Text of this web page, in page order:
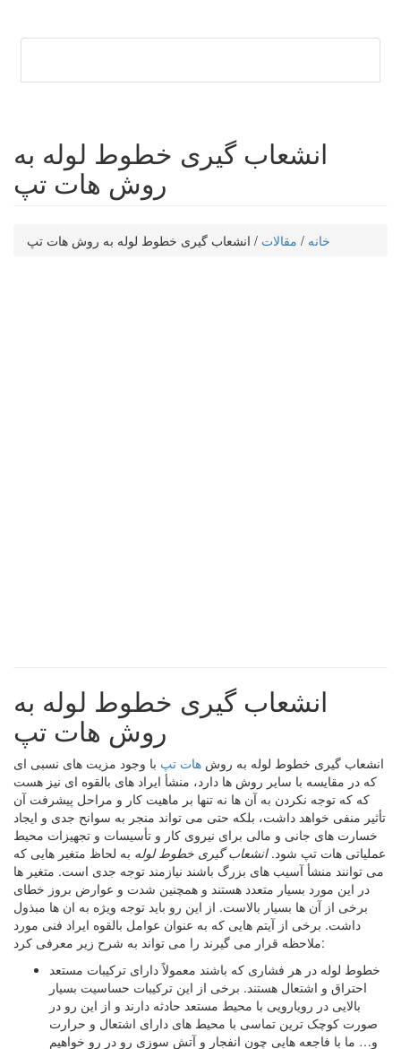
انشعاب گیری خطوط لوله به
روش هات تپ
خانه / مقالات / انشعاب گیری خطوط لوله به روش هات تپ
انشعاب گیری خطوط لوله به
روش هات تپ
انشعاب گیری خطوط لوله به روش هات تپ با وجود مزیت های نسبی ای
که در مقایسه با سایر روش ها دارد، منشأ ایراد های بالقوه ای نیز هست
که که توجه نکردن به آن ها نه تنها بر ماهیت کار و مراحل پیشرفت آن
تأثیر منفی خواهد داشت، بلکه حتی می تواند منجر به سوانح جدی و ایجاد
خسارت های جانی و مالی برای نیروی کار و تأسیسات و تجهیزات محیط
عملیاتی هات تپ شود.انشعاب گیری خطوط لوله به لحاظ متغیر هایی که
می توانند منشأ آسیب های بزرگ باشند نیازمند توجه جدی است. متغیر ها
در این مورد بسیار متعدد هستند و همچنین شدت و عوارض بروز خطای
برخی از آن ها بسیار بالاست. از این رو باید توجه ویژه به ان ها مبذول
داشت. برخی از آیتم هایی که به عنوان عوامل بالقوه ایراد فنی مورد
ملاحظه قرار می گیرند را می تواند به شرح زیر معرفی کرد:
خطوط لوله در هر فشاری که باشند معمولاً دارای ترکیبات مستعد
احتراق و اشتعال هستند. برخی از این ترکیبات حساسیت بسیار
بالایی در رویارویی با محیط مستعد حادثه دارند و از این رو در
صورت کوچک ترین تماسی با محیط های دارای اشتعال و حرارت
و… ما با فاجعه هایی چون انفجار و آتش سوزی رو در رو خواهیم